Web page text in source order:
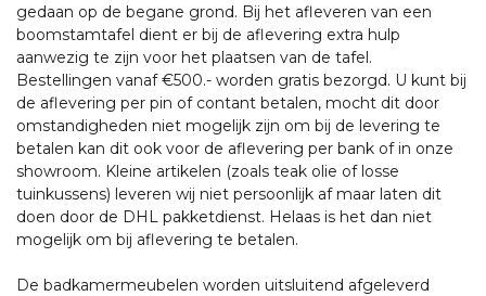
gedaan op de begane grond. Bij het afleveren van een
boomstamtafel dient er bij de aflevering extra hulp
aanwezig te zijn voor het plaatsen van de tafel.
Bestellingen vanaf €500.- worden gratis bezorgd. U kunt bij
de aflevering per pin of contant betalen, mocht dit door
omstandigheden niet mogelijk zijn om bij de levering te
betalen kan dit ook voor de aflevering per bank of in onze
showroom. Kleine artikelen (zoals teak olie of losse
tuinkussens) leveren wij niet persoonlijk af maar laten dit
doen door de DHL pakketdienst. Helaas is het dan niet
mogelijk om bij aflevering te betalen.
De badkamermeubelen worden uitsluitend afgeleverd